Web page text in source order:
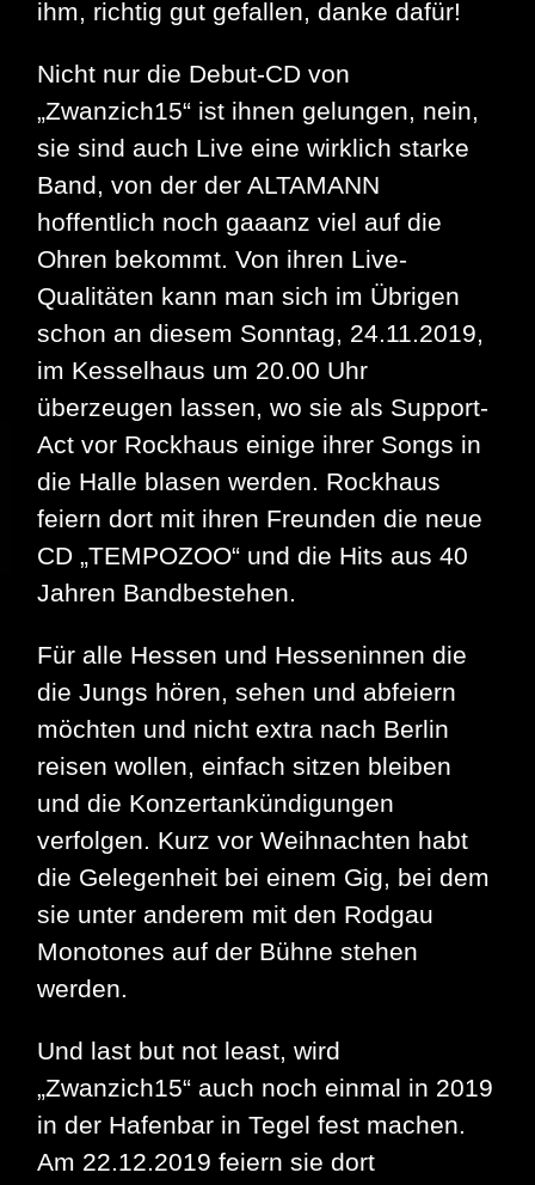
ihm, richtig gut gefallen, danke dafür!
Nicht nur die Debut-CD von
„Zwanzich15“ ist ihnen gelungen, nein,
sie sind auch Live eine wirklich starke
Band, von der der ALTAMANN
hoffentlich noch gaaanz viel auf die
Ohren bekommt. Von ihren Live-
Qualitäten kann man sich im Übrigen
schon an diesem Sonntag, 24.11.2019,
im Kesselhaus um 20.00 Uhr
überzeugen lassen, wo sie als Support-
Act vor Rockhaus einige ihrer Songs in
die Halle blasen werden. Rockhaus
feiern dort mit ihren Freunden die neue
CD „TEMPOZOO“ und die Hits aus 40
Jahren Bandbestehen.
Für alle Hessen und Hesseninnen die
die Jungs hören, sehen und abfeiern
möchten und nicht extra nach Berlin
reisen wollen, einfach sitzen bleiben
und die Konzertankündigungen
verfolgen. Kurz vor Weihnachten habt
die Gelegenheit bei einem Gig, bei dem
sie unter anderem mit den Rodgau
Monotones auf der Bühne stehen
werden.
Und last but not least, wird
„Zwanzich15“ auch noch einmal in 2019
in der Hafenbar in Tegel fest machen.
Am 22.12.2019 feiern sie dort